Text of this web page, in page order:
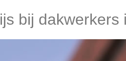
bij dakwerkers